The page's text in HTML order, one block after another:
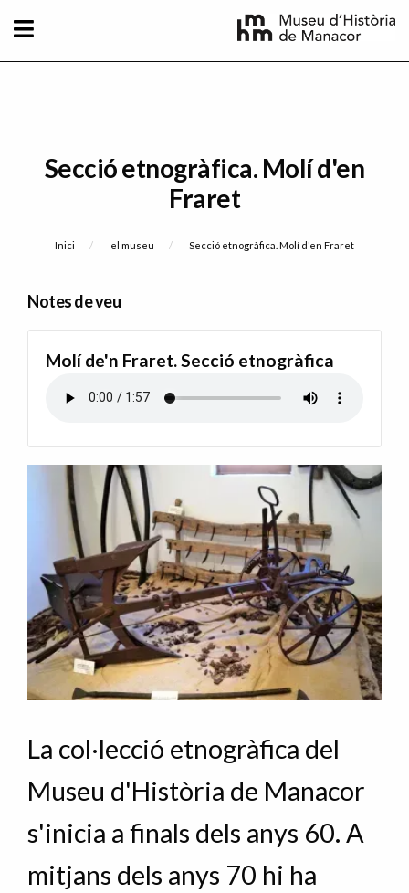
Secció etnogràfica. Molí d'en
Fraret
Fil d'Ariadna
Inici el museu Current:
Secció etnogràfica. Molí d'en Fraret
Notes de veu
Molí de'n Fraret. Secció etnogràfica
La col·lecció etnogràfica del
Museu d'Història de Manacor
s'inicia a finals dels anys 60. A
mitjans dels anys 70 hi ha